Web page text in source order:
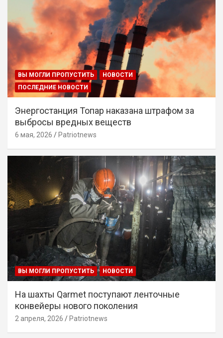
ВЫ МОГЛИ ПРОПУСТИТЬ
НОВОСТИ
ПОСЛЕДНИЕ НОВОСТИ
Энергостанция Топар наказана штрафом за
выбросы вредных веществ
6 мая, 2026 Patriotnews
ВЫ МОГЛИ ПРОПУСТИТЬ НОВОСТИ
На шахты Qarmet поступают ленточные
конвейеры нового поколения
2 апреля, 2026 Patriotnews